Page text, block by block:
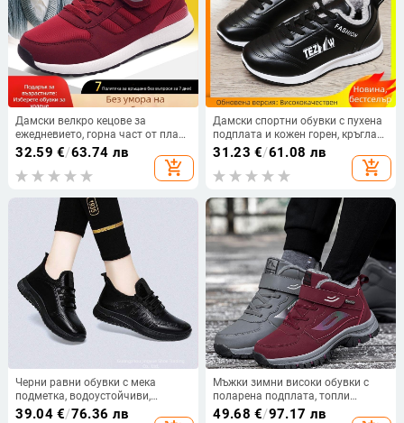
Дамски велкро кецове за
ежедневието, горна част от плат,
кръгъл нос, плосък ток
32.59 €/63.74 лв
add_shopping_cart
Дамски спортни обувки с пухена
подплата и кожен горен, кръгла
носка, нисък ток 1–3 cm, връзки,
подметка с инжекционно
формоване
31.23 €/61.08 лв
add_shopping_cart
Черни равни обувки с мека
подметка, водоустойчиви,
маслоустойчиви, неплъзгащи се,
39.04€/76.36 лв
Мъжки зимни високи обувки с
поларена подплата, топли
памучни обувки за средна и
49.68 €/97.17 лв